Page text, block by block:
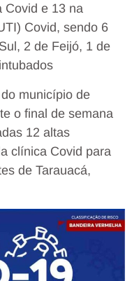
Covid e 13 na
Covid, sendo 6
2 de Feijó, 1 de
município de
o final de semana
12 altas
clínica Covid para
de Tarauacá,